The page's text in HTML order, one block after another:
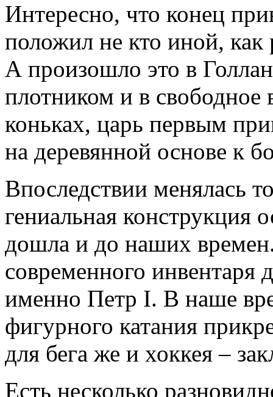
Интересно, что конец
положил не кто иной,
А произошло это в
плотником и в свободное
коньках, царь первым
на деревянной основе к
Впоследствии менялась
гениальная конструкция
дошла и до наших
современного инвентаря
именно Петр I. В наше
фигурного катания
для бега же и хоккея –
Есть несколько